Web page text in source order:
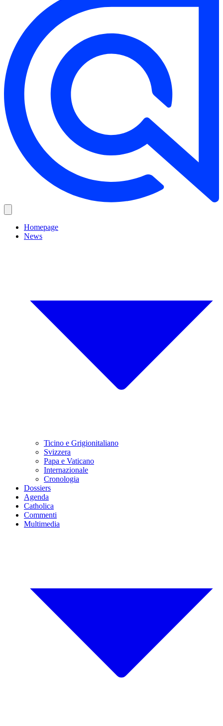
Homepage
News
Ticino e Grigionitaliano
Svizzera
Papa e Vaticano
Internazionale
Cronologia
Dossiers
Agenda
Catholica
Commenti
Multimedia